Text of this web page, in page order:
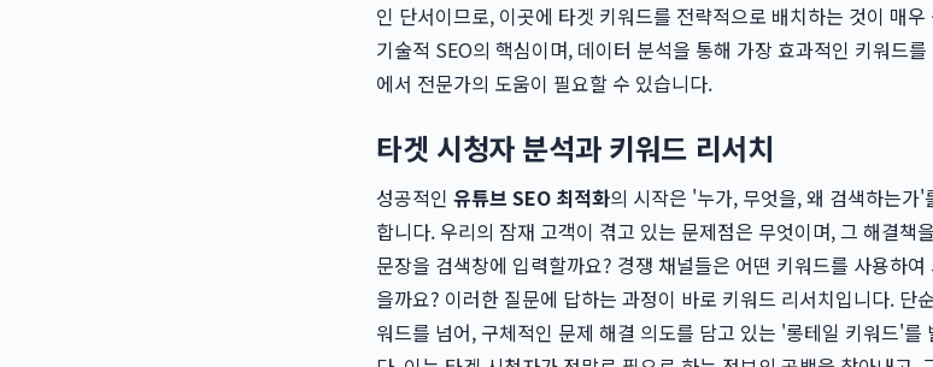
인 단서이므로, 이곳에 타겟 키워드를 전략적으로 배치하는 것이 매
기술적 SEO의 핵심이며, 데이터 분석을 통해 가장 효과적인 키워드
에서 전문가의 도움이 필요할 수 있습니다.
타겟 시청자 분석과 키워드 리서치
성공적인 유튜브 SEO 최적화의 시작은 '누가, 무엇을, 왜 검색하는가
합니다. 우리의 잠재 고객이 겪고 있는 문제점은 무엇이며, 그 해결책
문장을 검색창에 입력할까요? 경쟁 채널들은 어떤 키워드를 사용하
을까요? 이러한 질문에 답하는 과정이 바로 키워드 리서치입니다. 단
워드를 넘어, 구체적인 문제 해결 의도를 담고 있는 '롱테일 키워드'를